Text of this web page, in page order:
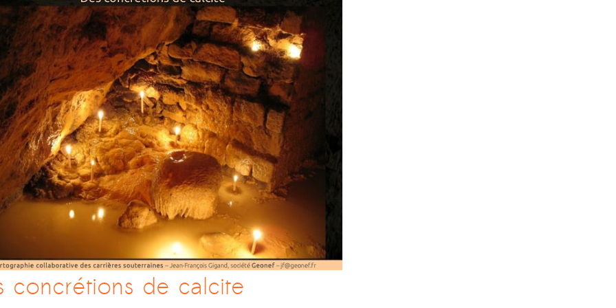
concrétions de calcite